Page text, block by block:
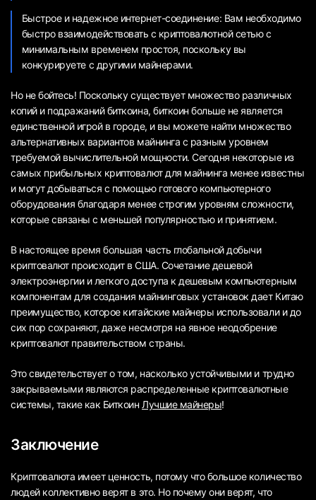
Быстрое и надежное интернет-соединение: Вам необходимо
быстро взаимодействовать с криптовалютной сетью с
минимальным временем простоя, поскольку вы
конкурируете с другими майнерами.
Но не бойтесь! Поскольку существует множество различных
копий и подражаний биткоина, биткоин больше не является
единственной игрой в городе, и вы можете найти множество
альтернативных вариантов майнинга с разным уровнем
требуемой вычислительной мощности. Сегодня некоторые из
самых прибыльных криптовалют для майнинга менее известны
и могут добываться с помощью готового компьютерного
оборудования благодаря менее строгим уровням сложности,
которые связаны с меньшей популярностью и принятием.
В настоящее время большая часть глобальной добычи
криптовалют происходит в США. Сочетание дешевой
электроэнергии и легкого доступа к дешевым компьютерным
компонентам для создания майнинговых установок дает Китаю
преимущество, которое китайские майнеры использовали и до
сих пор сохраняют, даже несмотря на явное неодобрение
криптовалют правительством страны.
Это свидетельствует о том, насколько устойчивыми и трудно
закрываемыми являются распределенные криптовалютные
системы, такие как БиткоинЛучшие майнеры!
Заключение
Криптовалюта имеет ценность, потому что большое количество
людей коллективно верят в это. Но почему они верят, что